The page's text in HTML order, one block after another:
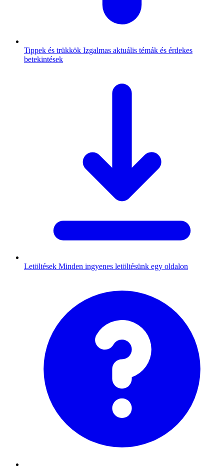
Tippek és trükkök Izgalmas aktuális témák és érdekes
betekintések
Letöltések Minden ingyenes letöltésünk egy oldalon